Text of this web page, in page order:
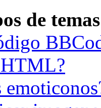
de temas
HTML?